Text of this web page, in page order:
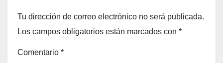
Tu dirección de correo electrónico no será publicada.
Los campos obligatorios están marcados con *
Comentario *